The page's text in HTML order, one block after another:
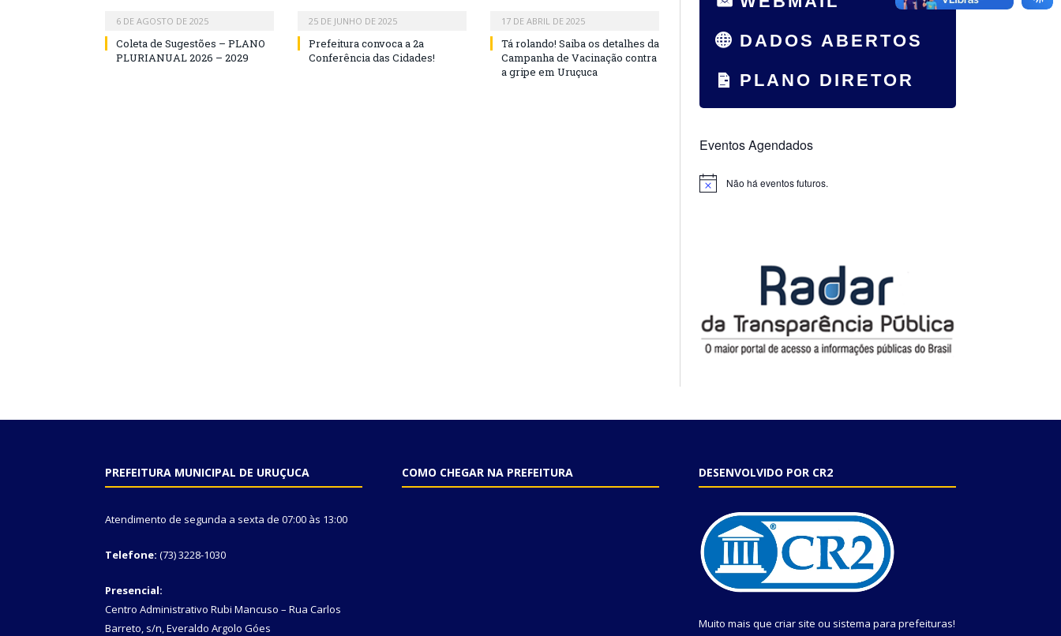
6 DE AGOSTO DE 2025
Coleta de Sugestões – PLANO
PLURIANUAL 2026 – 2029
25 DE JUNHO DE 2025
Prefeitura convoca a 2a
Conferência das Cidades!
17 DE ABRIL DE 2025
Tá rolando! Saiba os detalhes da
Campanha de Vacinação contra
a gripe em Uruçuca
DADOS ABERTOS
PLANO DIRETOR
Eventos Agendados
Notice Não há eventos futuros.
PREFEITURA MUNICIPAL DE URUÇUCA
Atendimento de segunda a sexta de 07:00 às 13:00
Telefone: (73) 3228-1030
Presencial:
Centro Administrativo Rubi Mancuso – Rua Carlos
Barreto, s/n, Everaldo Argolo Góes
COMO CHEGAR NA PREFEITURA DESENVOLVIDO POR CR2
Muito mais que criar site ou sistema para prefeituras!